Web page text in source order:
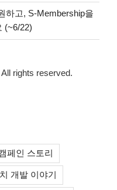
하고, S-Membership을
(~6/22)
rights reserved.
페인 스토리
개발 이야기